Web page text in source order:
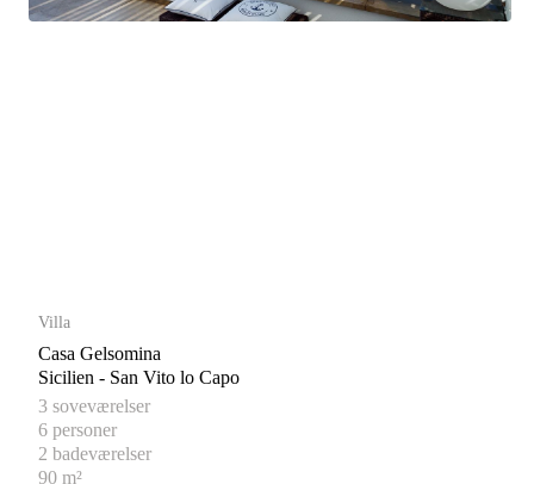
Villa
Casa Gelsomina
Sicilien - San Vito lo Capo
3 soveværelser
6 personer
2 badeværelser
90 m²